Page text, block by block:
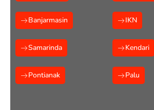
Banjarmasin
Samarinda
Pontianak
IKN
Kendari
Palu